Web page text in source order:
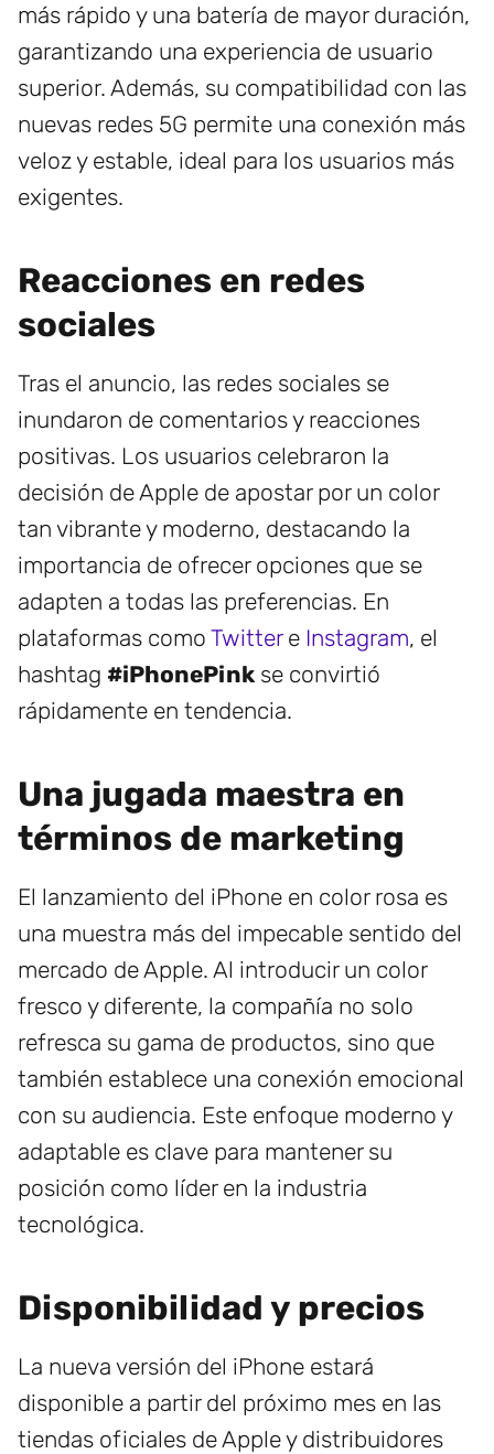
más rápido y una batería de mayor duración,
garantizando una experiencia de usuario
superior. Además, su compatibilidad con las
nuevas redes 5G permite una conexión más
veloz y estable, ideal para los usuarios más
exigentes.
Reacciones en redes
sociales
Tras el anuncio, las redes sociales se
inundaron de comentarios y reacciones
positivas. Los usuarios celebraron la
decisión de Apple de apostar por un color
tan vibrante y moderno, destacando la
importancia de ofrecer opciones que se
adapten a todas las preferencias. En
plataformas como Twittere Instagram, el
hashtag #iPhonePink se convirtió
rápidamente en tendencia.
Una jugada maestra en
términos de marketing
El lanzamiento del iPhone en color rosa es
una muestra más del impecable sentido del
mercado de Apple. Al introducir un color
fresco y diferente, la compañía no solo
refresca su gama de productos, sino que
también establece una conexión emocional
con su audiencia. Este enfoque moderno y
adaptable es clave para mantener su
posición como líder en la industria
tecnológica.
Disponibilidad y precios
La nueva versión del iPhone estará
disponible a partir del próximo mes en las
tiendas oficiales de Apple y distribuidores